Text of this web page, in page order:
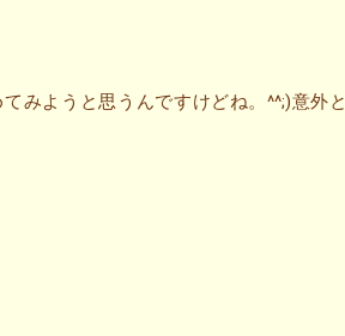
みようと思うんですけどね。^^;)意外と